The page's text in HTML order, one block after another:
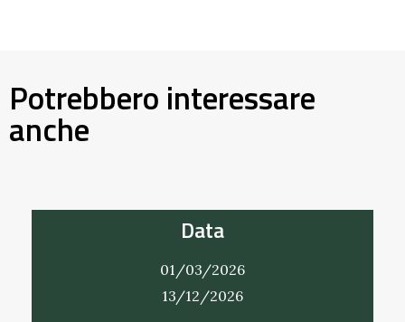
Potrebbero interessare
anche
Data
01/03/2026
13/12/2026